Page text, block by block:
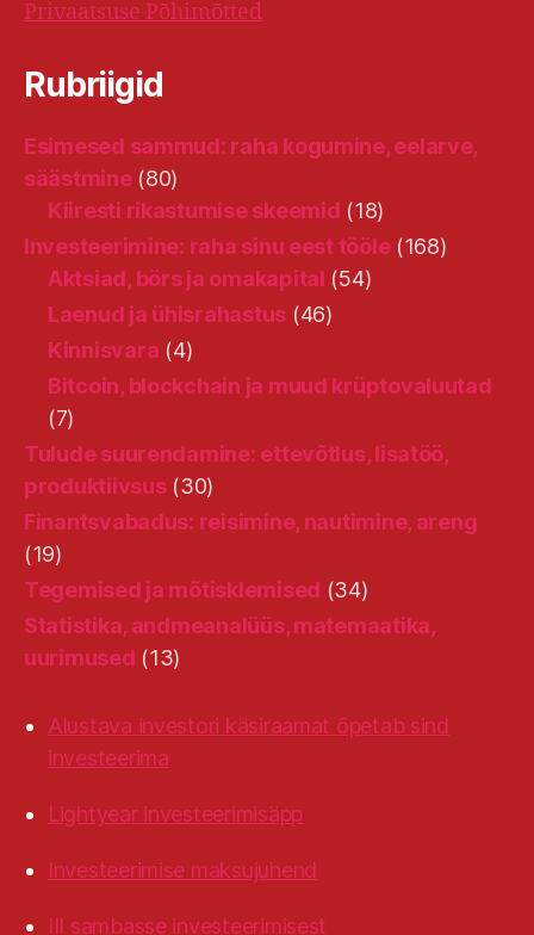
Privaatsuse Põhimõtted
Rubriigid
Esimesed sammud: raha kogumine, eelarve,
säästmine(80)
Kiiresti rikastumise skeemid (18)
Investeerimine: raha sinu eest tööle(168)
Aktsiad, börs ja omakapital (54)
Laenud ja ühisrahastus (46)
Kinnisvara (4)
Bitcoin, blockchain ja muud krüptovaluutad
(7)
Tulude suurendamine: ettevõtlus, lisatöö,
produktiivsus(30)
Finantsvabadus: reisimine, nautimine, areng
(19)
Tegemised ja mõtisklemised (34)
Statistika, andmeanalüüs, matemaatika,
uurimused (13)
Alustava investori käsiraamat õpetab sind
investeerima
Lightyear investeerimisäpp
Investeerimise maksujuhend
III sambasse investeerimisest